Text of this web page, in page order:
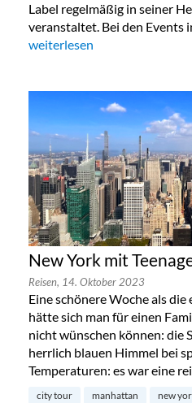
Label regelmäßig in seiner
veranstaltet. Bei den Events
„Lala Berlin Flash Sale in
weiterlesen
New York mit
Reisen, 14. Oktober 2023
Eine schönere Woche als
hätte sich man für einen
nicht wünschen können: die
herrlich blauen Himmel bei
Temperaturen: es war eine
city tour manhattan new